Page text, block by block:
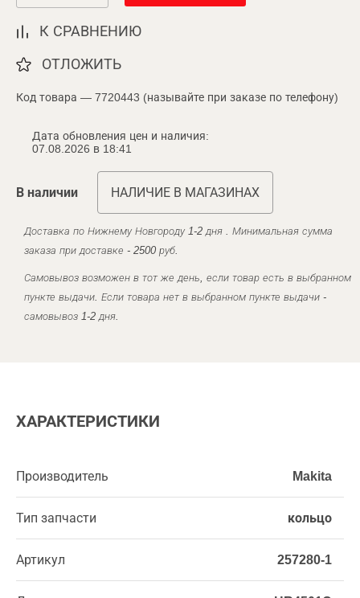
К СРАВНЕНИЮ
ОТЛОЖИТЬ
Код товара — 7720443 (называйте при заказе по телефону)
Дата обновления цен и наличия:
07.08.2026 в 18:41
В наличии НАЛИЧИЕ В МАГАЗИНАХ
Доставка по Нижнему Новгороду 1-2 дня . Минимальная сумма
заказа при доставке - 2500 руб.
Самовывоз возможен в тот же день, если товар есть в выбранном
пункте выдачи. Если товара нет в выбранном пункте выдачи -
самовывоз 1-2 дня.
ХАРАКТЕРИСТИКИ
Производитель Makita
Тип запчасти кольцо
Артикул 257280-1